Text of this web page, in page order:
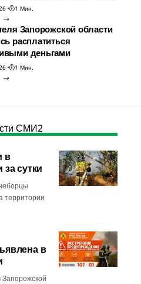
1 Мин.
Запорожской области
расплатиться
деньгами
1 Мин.
СМИ2
в
сутки
территории
в